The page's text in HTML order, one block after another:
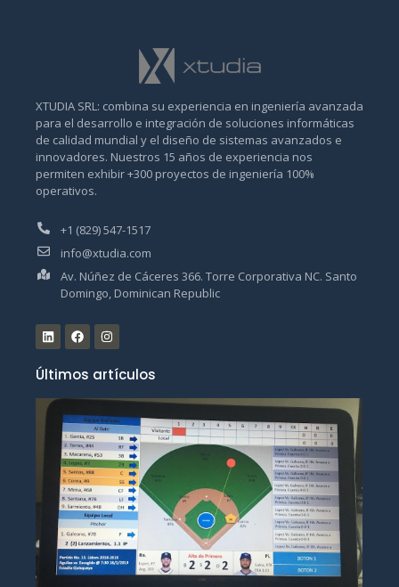
XTUDIA SRL: combina su experiencia en ingeniería avanzada
para el desarrollo e integración de soluciones informáticas
de calidad mundial y el diseño de sistemas avanzados e
innovadores. Nuestros 15 años de experiencia nos
permiten exhibir +300 proyectos de ingeniería 100%
operativos.
+1 (829) 547-1517
info@xtudia.com
Av. Núñez de Cáceres 366. Torre Corporativa NC. Santo
Domingo, Dominican Republic
Últimos artículos